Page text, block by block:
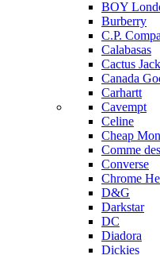
BOY
Burberry
C.P.
Calabasas
Cactus Jack
Canada
Carhartt
Cavempt
Celine
Cheap
Comme
Converse
Chrome
D&G
Darkstar
DC
Diadora
Dickies